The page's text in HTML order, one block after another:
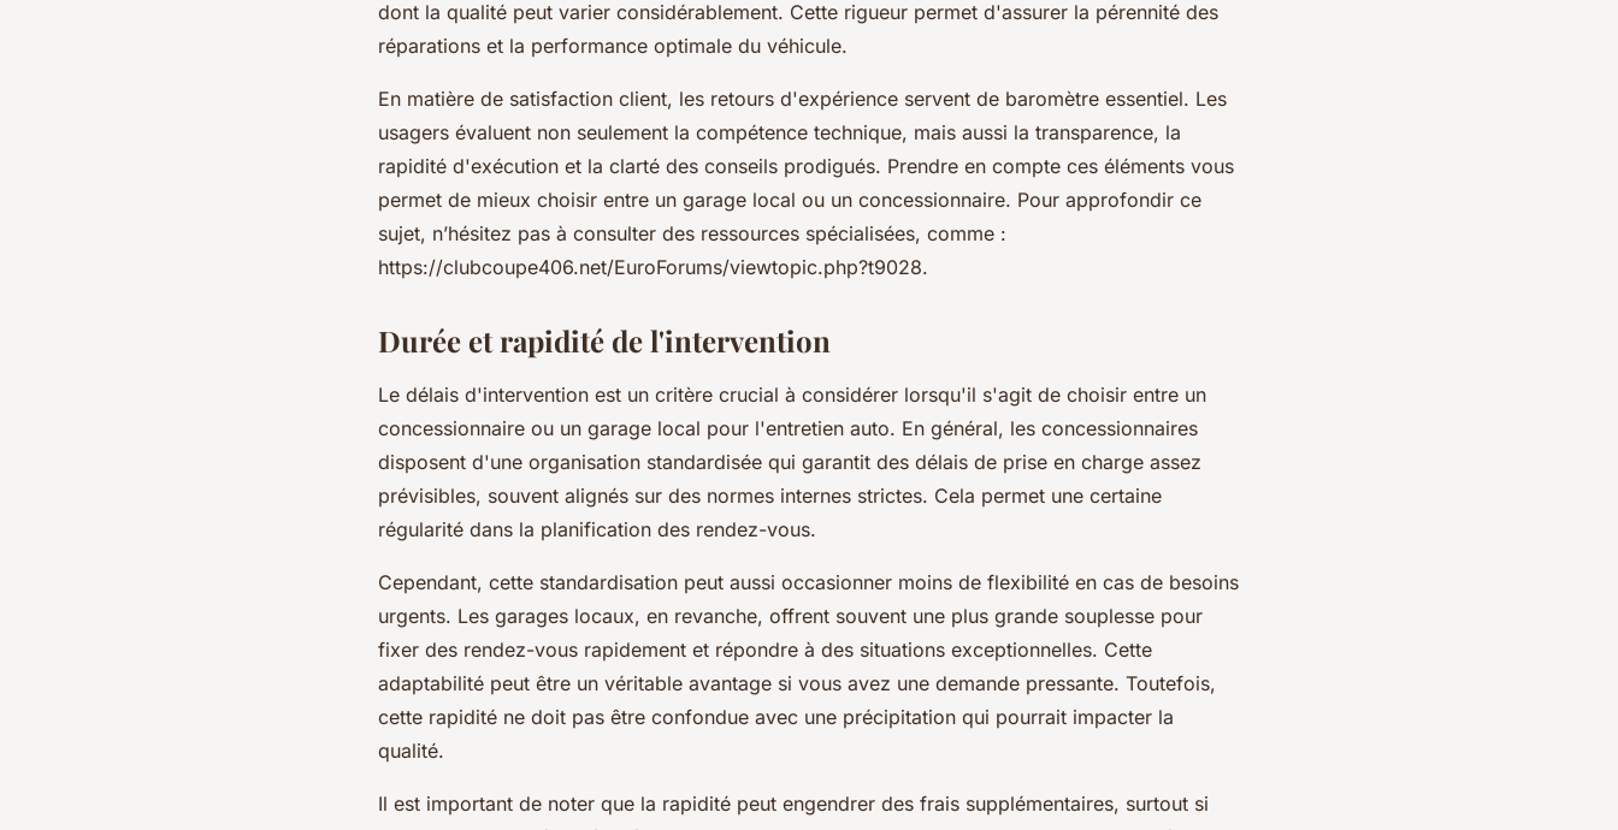
dont la qualité peut varier considérablement. Cette rigueur permet d'assurer la pérennité des
réparations et la performance optimale du véhicule.
En matière de satisfaction client, les retours d'expérience servent de baromètre essentiel. Les
usagers évaluent non seulement la compétence technique, mais aussi la transparence, la
rapidité d'exécution et la clarté des conseils prodigués. Prendre en compte ces éléments vous
permet de mieux choisir entre un garage local ou un concessionnaire. Pour approfondir ce
sujet, n’hésitez pas à consulter des ressources spécialisées, comme :
https://clubcoupe406.net/EuroForums/viewtopic.php?t9028.
Durée et rapidité de l'intervention
Le délais d'intervention est un critère crucial à considérer lorsqu'il s'agit de choisir entre un
concessionnaire ou un garage local pour l'entretien auto. En général, les concessionnaires
disposent d'une organisation standardisée qui garantit des délais de prise en charge assez
prévisibles, souvent alignés sur des normes internes strictes. Cela permet une certaine
régularité dans la planification des rendez-vous.
Cependant, cette standardisation peut aussi occasionner moins de flexibilité en cas de besoins
urgents. Les garages locaux, en revanche, offrent souvent une plus grande souplesse pour
fixer des rendez-vous rapidement et répondre à des situations exceptionnelles. Cette
adaptabilité peut être un véritable avantage si vous avez une demande pressante. Toutefois,
cette rapidité ne doit pas être confondue avec une précipitation qui pourrait impacter la
qualité.
Il est important de noter que la rapidité peut engendrer des frais supplémentaires, surtout si